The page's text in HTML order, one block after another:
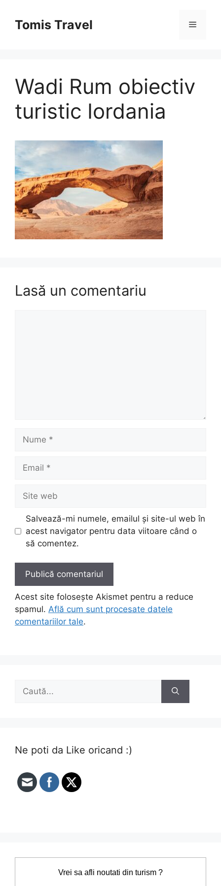
conținutTomis Travel Meniu
Wadi Rum obiectiv
turistic Iordania
Lasă un comentariu
Nume
Email
Site
web
Salvează-mi numele, emailul și site-ul web în
acest navigator pentru data viitoare când o
să comentez.
Acest site folosește Akismet pentru a reduce
spamul. Află cum sunt procesate datele
comentariilor tale.
Caută
Ne poti da Like oricand :)
Vrei sa afli noutati din turism ?